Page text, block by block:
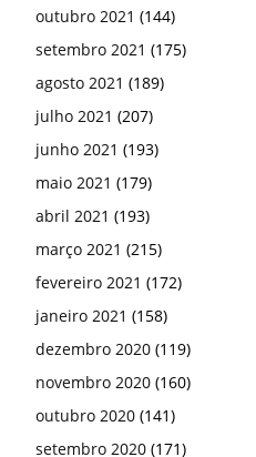
janeiro 2021(158)
dezembro 2020 (119)
novembro 2020(160)
outubro 2020(141)
setembro 2020(171)
agosto 2020(208)
julho 2020 (203)
junho 2020 (195)
maio 2020(192)
abril 2020(231)
março 2020(191)
fevereiro 2020(100)
janeiro 2020(168)
dezembro 2019 (117)